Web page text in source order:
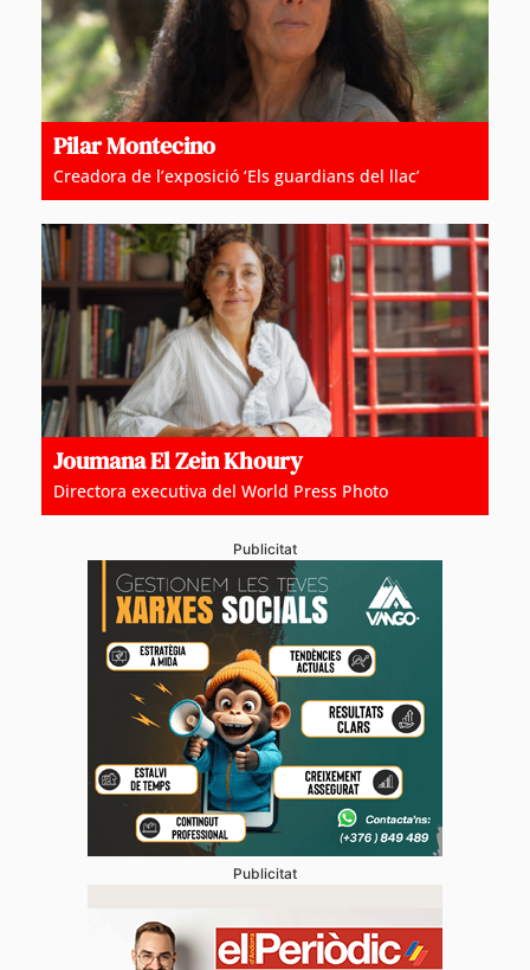
Pilar Montecino
Creadora de l’exposició ‘Els guardians del llac’
Joumana El Zein Khoury
Directora executiva del World Press Photo
Publicitat
Publicitat